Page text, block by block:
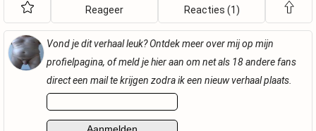
Reageer Reacties (1)
Vond je dit verhaal leuk? Ontdek meer over mij op mijn
profielpagina, of meld je hier aan om net als 18 andere fans
direct een mail te krijgen zodra ik een nieuw verhaal plaats.